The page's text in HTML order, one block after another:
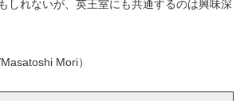
しれないが、英王室にも共通するのは興味深
Mori）